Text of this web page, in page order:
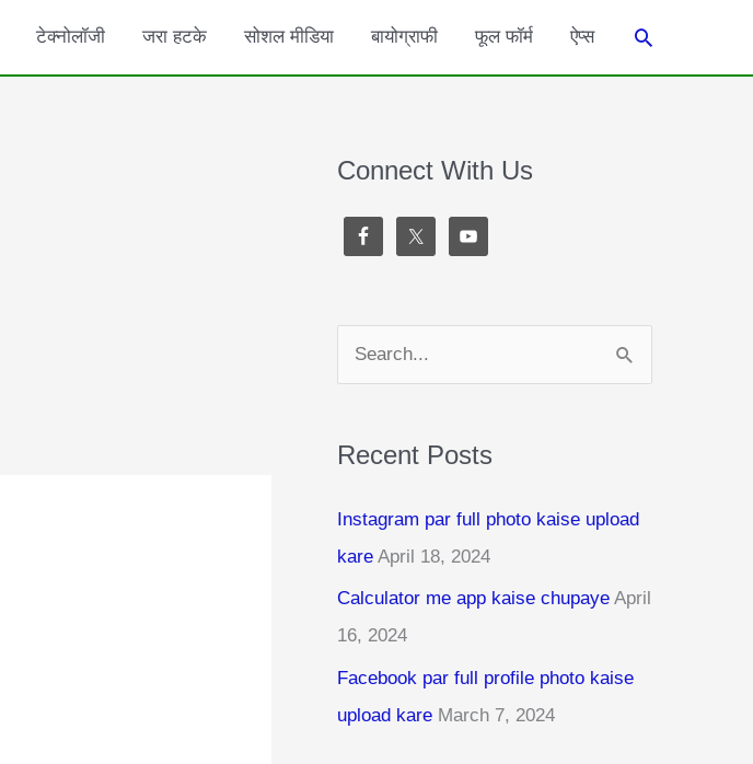
टेक्नोलॉजी जरा हटके सोशल मीडिया बायोग्राफी फूल फॉर्म ऐप्स Search
Connect With Us
e
r
h
f
o
r
:
Recent Posts
Instagram par full photo kaise upload
kare April 18, 2024
Calculator me app kaise chupaye April
16, 2024
Facebook par full profile photo kaise
upload kare March 7, 2024